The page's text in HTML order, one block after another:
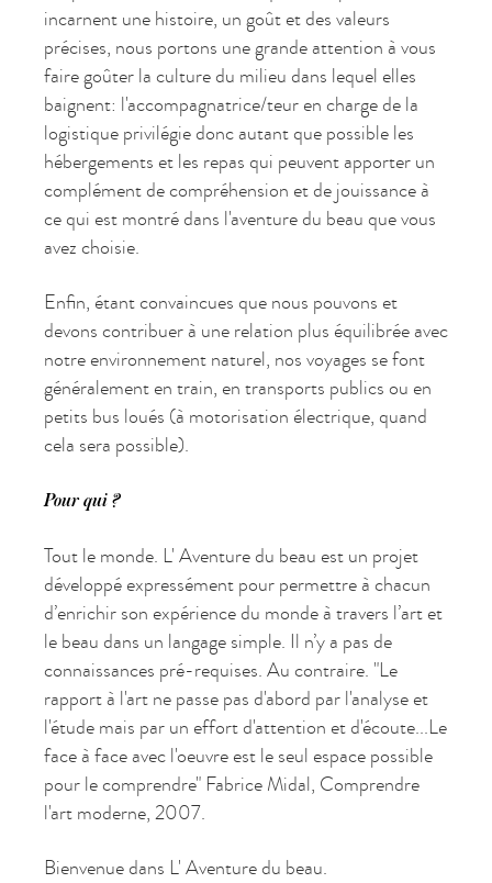
incarnent une histoire, un goût et des valeurs
précises, nous portons une grande attention à vous
faire goûter la culture du milieu dans lequel elles
baignent: l'accompagnatrice/teur en charge de la
logistique privilégie donc autant que possible les
hébergements et les repas qui peuvent apporter un
complément de compréhension et de jouissance à
ce qui est montré dans l'aventure du beau que vous
avez choisie.
Enfin, étant convaincues que nous pouvons et
devons contribuer à une relation plus équilibrée avec
notre environnement naturel, nos voyages se font
généralement en train, en transports publics ou en
petits bus loués (à motorisation électrique, quand
cela sera possible).
Pour qui ?
Tout le monde. L' Aventure du beau est un projet
développé expressément pour permettre à chacun
d’enrichir son expérience du monde à travers l’art et
le beau dans un langage simple. Il n’y a pas de
connaissances pré-requises. Au contraire. "Le
rapport à l'art ne passe pas d'abord par l'analyse et
l'étude mais par un effort d'attention et d'écoute...Le
face à face avec l'oeuvre est le seul espace possible
pour le comprendre" Fabrice Midal, Comprendre
l'art moderne, 2007.
Bienvenue dans L' Aventure du beau.